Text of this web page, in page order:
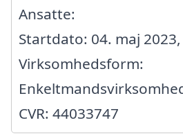
Ansatte:
Startdato: 04. maj 2023,
Virksomhedsform:
CVR: 44033747